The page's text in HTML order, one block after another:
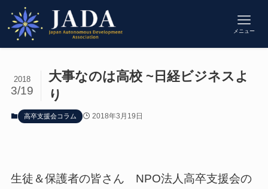
メニュー
大事なのは高校 ~日経ビジネスよ
り
2018
3/19
高卒支援会コラム 2018年3月19日
生徒＆保護者の皆さん NPO法人高卒支援会の